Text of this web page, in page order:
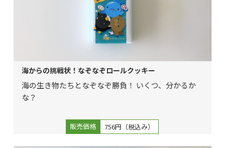
海からの挑戦状！なぞなぞロールクッキー
海の生き物たちとなぞなぞ勝負！ いくつ、分かるか
な？
販売価格 756円（税込み）